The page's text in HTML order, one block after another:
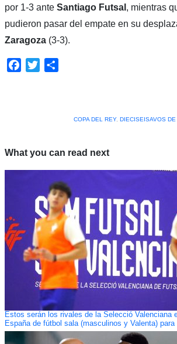
por 1-3 ante Santiago Futsal , mientras
pudieron pasar del empate en su
Zaragoza(3-3).
Facebook
Twitter
COPA DEL REY, DIECISEISAVOS DE
What you can read next
Estos serán los rivales de la Selecció Valenciana
España de fútbol sala (masculinos y Valenta)